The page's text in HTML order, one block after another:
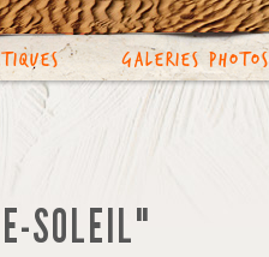
Galeries photos
SOLEIL"